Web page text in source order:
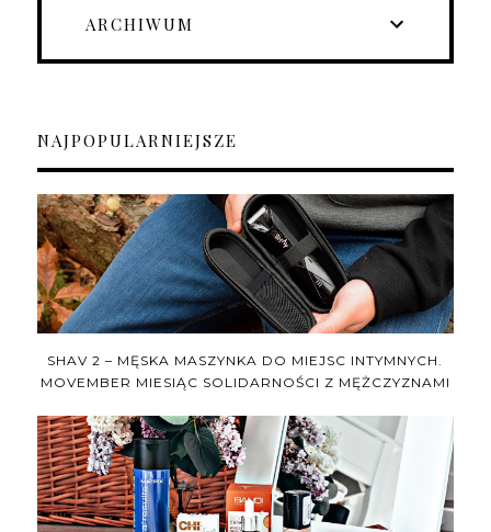
ARCHIWUM
NAJPOPULARNIEJSZE
SHAV 2 – MĘSKA MASZYNKA DO MIEJSC INTYMNYCH.
MOVEMBER MIESIĄC SOLIDARNOŚCI Z MĘŻCZYZNAMI